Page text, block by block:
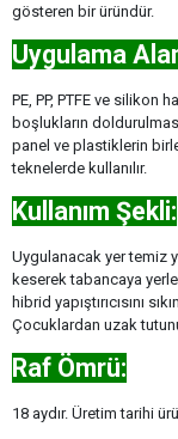
gösteren bir üründür.
Uygulama
PE, PP, PTFE ve silikon
boşlukların
panel ve plastiklerin
teknelerde kullanılır.
Kullanım Şekli:
Uygulanacak yer temiz
keserek tabancaya
hibrid yapıştırıcısını
Çocuklardan uzak
Raf Ömrü:
18 aydır. Üretim tarihi